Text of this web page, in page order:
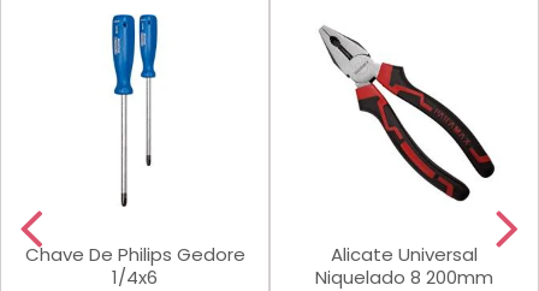
Chave De Philips Gedore
1/4x6
Alicate Universal
Niquelado 8 200mm